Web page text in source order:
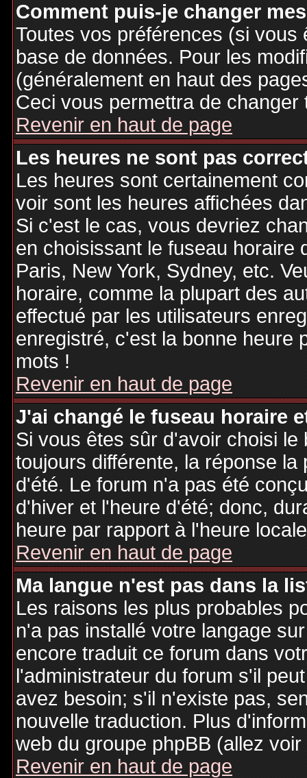
Comment puis-je changer
Toutes vos préférences (si
base de données. Pour les
(généralement en haut des
Ceci vous permettra de
Revenir en haut de page
Les heures ne sont pas
Les heures sont certainement
voir sont les heures affichées
Si c'est le cas, vous devriez
en choisissant le fuseau horaire
Paris, New York, Sydney, etc.
horaire, comme la plupart des
effectué par les utilisateurs
enregistré, c'est la bonne heure
mots !
Revenir en haut de page
J'ai changé le fuseau horaire
Si vous êtes sûr d'avoir choisi
toujours différente, la réponse
d'été. Le forum n'a pas été
d'hiver et l'heure d'été; donc,
heure par rapport à l'heure
Revenir en haut de page
Ma langue n'est pas dans la
Les raisons les plus probables
n'a pas installé votre langage
encore traduit ce forum dans
l'administrateur du forum s'il
avez besoin; s'il n'existe pas,
nouvelle traduction. Plus
web du groupe phpBB (allez
Revenir en haut de page